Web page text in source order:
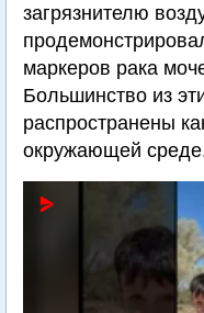
загрязнителю
маркеров рака
Большинство из
распространены
окружающей